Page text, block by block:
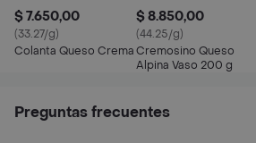
$ 7.650,00
(33.27/g)
Colanta Queso Crema
$ 8.850,00
(44.25/g)
Cremosino Queso
Alpina Vaso 200 g
Preguntas frecuentes